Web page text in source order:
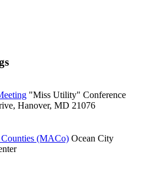
"Miss Utility" Conference
Hanover, MD 21076
(MACo) Ocean City